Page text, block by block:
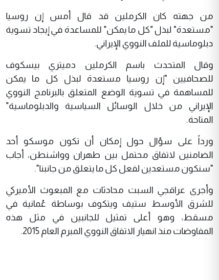
من جهته كان الكرملين قد قال أمس إن روسيا
"مستعدة" لبذل "كل ما يمكن" للمساعدة في إيجاد تسوية
دبلوماسية للملف النووي الإيراني.
وقال المتحدث باسم الكرملين دميتري بيسكوف
للصحافيين "إن روسيا مستعدة لبذل كل ما يمكن
للمساهمة في تسوية الوضع المتعلق بالبرنامج النووي
الإيراني من خلال الوسائل السياسية والدبلوماسية"
المتاحة.
ورداً على سؤال حول إمكان أن تكون موسكو أحد
الضامنين لاتفاق محتمل بين طهران وواشنطن، أجاب
"سنكون مستعدين لفعل كل ما يتعلق من جانبنا".
وأجرى عراقجي السبت محادثات مع المبعوث الأميركي
للشرق الأوسط ستيف ويتكوف بوساطة عُمانية في
مسقط، وهو أعلى تمثيل للجانبين في مثل هذه
المفاوضات منذ انهيار الاتفاق النووي المبرم العام 2015.